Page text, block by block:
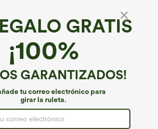
GRATIS
¡100%
GARANTIZADOS!
tu correo electrónico para
girar la ruleta.
de entrenamiento de cintura
de secado rápido y con